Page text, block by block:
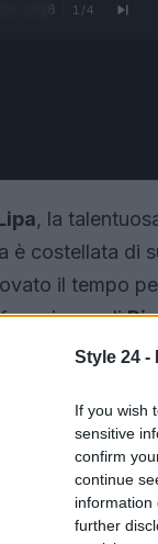
Style 24 -
If you wish
sensitive
confirm
continue
information
further
/ 3:16 1 /4
, la
è costellata di
il tempo
vivace di